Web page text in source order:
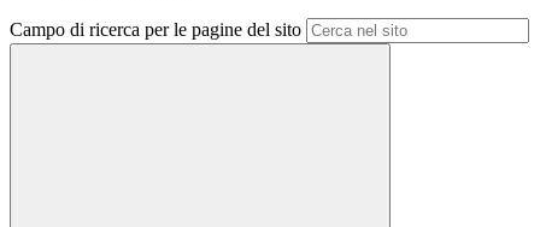
Campo di ricerca per le pagine del sito